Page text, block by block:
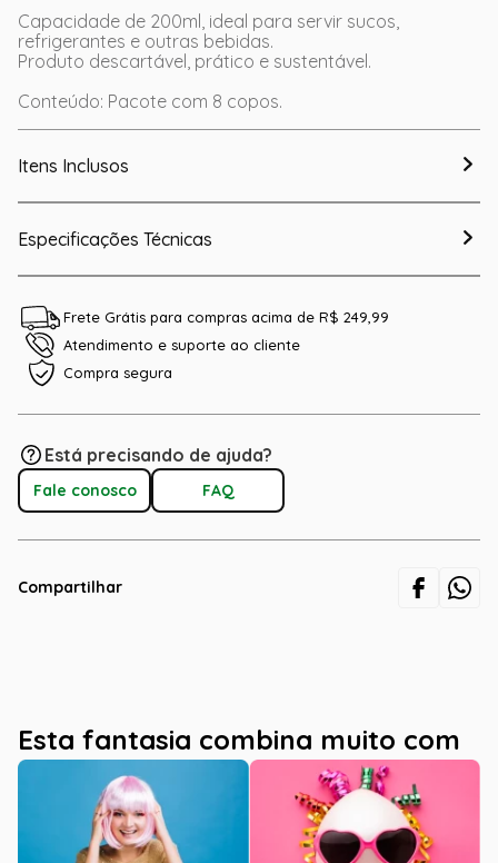
Capacidade de 200ml, ideal para servir sucos,
refrigerantes e outras bebidas.
Produto descartável, prático e sustentável.
Conteúdo: Pacote com 8 copos.
Itens Inclusos
Especificações Técnicas
Frete Grátis para compras acima de R$ 249,99
Atendimento e suporte ao cliente
Compra segura
Está precisando de ajuda?
Fale conosco FAQ
Compartilhar
Esta fantasia combina muito com